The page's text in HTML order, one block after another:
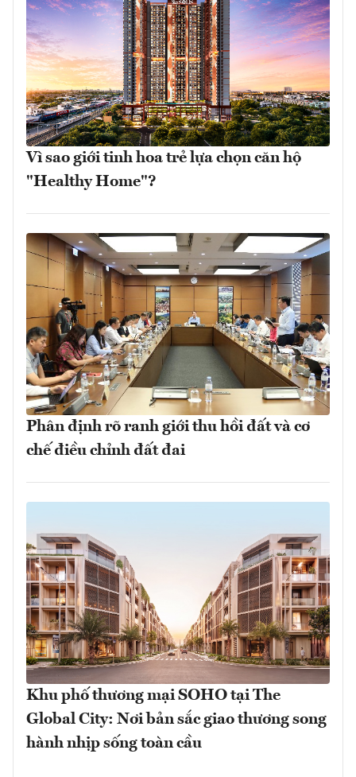
Vì sao giới tinh hoa trẻ lựa chọn căn hộ
"Healthy Home"?
Phân định rõ ranh giới thu hồi đất và cơ
chế điều chỉnh đất đai
Khu phố thương mại SOHO tại The
Global City: Nơi bản sắc giao thương song
hành nhịp sống toàn cầu